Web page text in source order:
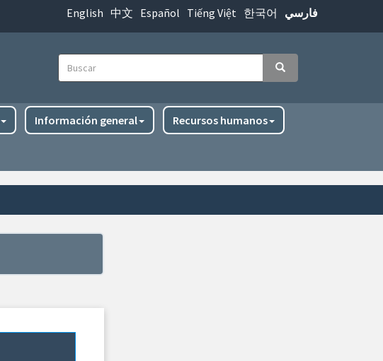
English 中文 Español Tiếng Việt 한국어 فارسي
Buscar Buscar
Información general Recursos humanos